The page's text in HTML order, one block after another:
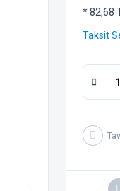
* 82,68
Taksit